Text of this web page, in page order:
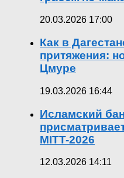
20.03.2026 17:00
Как в
притяжения:
Цмуре
19.03.2026 16:44
Исламский
MITT-2026
12.03.2026 14:11